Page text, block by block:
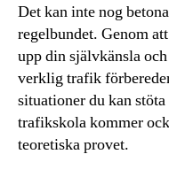
Det kan inte nog
regelbundet. Genom
upp din självkänsla
verklig trafik
situationer du kan
trafikskola kommer
teoretiska provet.